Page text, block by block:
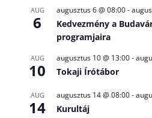
AUG
6
augusztus 6 @ 08:00-
Kedvezmény a
programjaira
AUG
10
augusztus 10 @ 13:00-
Tokaji Írótábor
AUG
14
augusztus 14 @ 08:00-
Kurultáj